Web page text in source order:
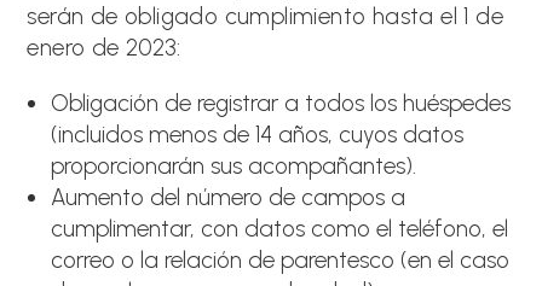
serán de obligado cumplimiento hasta el 1 de
enero de 2023:
Obligación de registrar a todos los huéspedes
(incluidos menos de 14 años, cuyos datos
proporcionarán sus acompañantes).
Aumento del número de campos a
cumplimentar, con datos como el teléfono, el
correo o la relación de parentesco (en el caso